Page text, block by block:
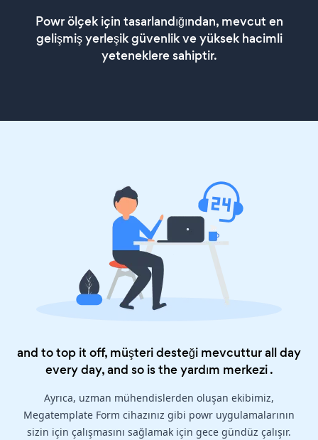
Powr ölçek için tasarlandığından, mevcut en
gelişmiş yerleşik güvenlik ve yüksek hacimli
yeteneklere sahiptir.
and to top it off, müşteri desteği mevcuttur all day
every day, and so is theyardım merkezi.
Ayrıca, uzman mühendislerden oluşan ekibimiz,
Megatemplate Form cihazınız gibi powr uygulamalarının
sizin için çalışmasını sağlamak için gece gündüz çalışır.